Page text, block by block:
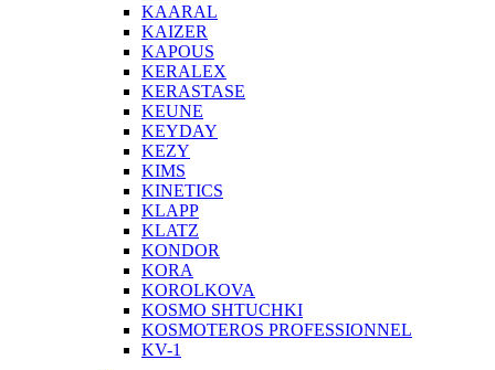
KAARAL
KAIZER
KAPOUS
KERALEX
KERASTASE
KEUNE
KEYDAY
KEZY
KIMS
KINETICS
KLAPP
KLATZ
KONDOR
KORA
KOROLKOVA
KOSMO SHTUCHKI
KOSMOTEROS PROFESSIONNEL
KV-1